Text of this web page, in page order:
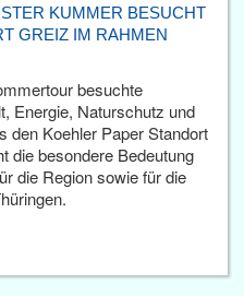
KUMMER BESUCHT
GREIZ IM RAHMEN
besuchte
Energie, Naturschutz und
den Koehler Paper Standort
die besondere Bedeutung
die Region sowie für die